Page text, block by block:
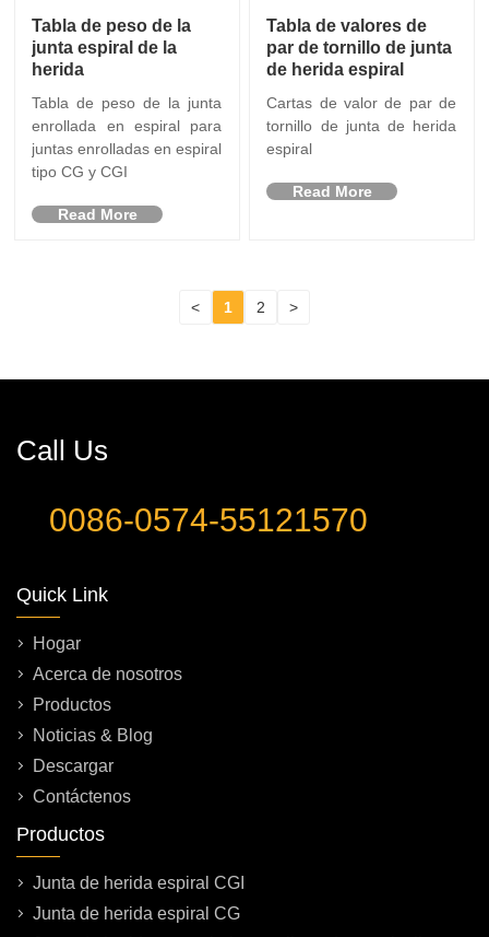
Tabla de peso de la
junta espiral de la
herida
Tabla de peso de la junta
enrollada en espiral para
juntas enrolladas en espiral
tipo CG y CGI
Read More
Tabla de valores de
par de tornillo de junta
de herida espiral
Cartas de valor de par de
tornillo de junta de herida
espiral
Read More
< 1 2 >
Call Us
0086-0574-55121570
Quick Link
Hogar
Acerca de nosotros
Productos
Noticias & Blog
Descargar
Contáctenos
Productos
Junta de herida espiral CGI
Junta de herida espiral CG